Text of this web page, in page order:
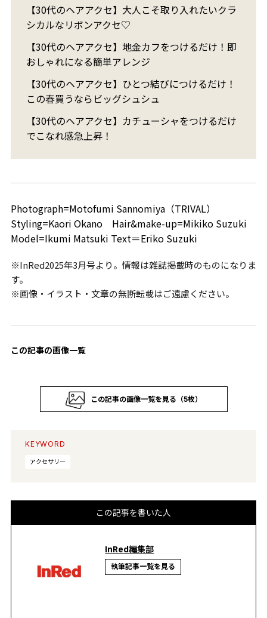
【30代のヘアアクセ】大人こそ取り入れたいクラ
シカルなリボンアクセ♡
【30代のヘアアクセ】地金カフをつけるだけ！即
おしゃれになる簡単アレンジ
【30代のヘアアクセ】ひとつ結びにつけるだけ！
この春買うならビッグシュシュ
【30代のヘアアクセ】カチューシャをつけるだけ
でこなれ感急上昇！
Photograph=Motofumi Sannomiya（TRIVAL）
Styling=Kaori Okano Hair&make-up=Mikiko Suzuki
Model=Ikumi Matsuki Text＝Eriko Suzuki
※InRed2025年3月号より。情報は雑誌掲載時のものになりま
す。
※画像・イラスト・文章の無断転載はご遠慮ください。
この記事の画像一覧
この記事の画像一覧を見る（5枚）
KEYWORD
アクセサリー
この記事を書いた人
InRed編集部
執筆記事一覧を見る